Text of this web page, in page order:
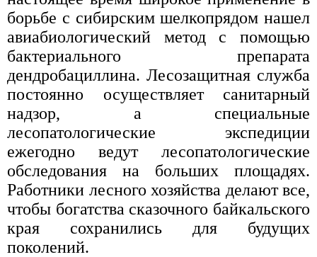
борьбе с сибирским шелкопрядом нашел
авиабиологический метод с помощью
бактериального препарата
дендробациллина. Лесозащитная служба
постоянно осуществляет санитарный
надзор, а специальные
лесопатологические экспедиции
ежегодно ведут лесопатологические
обследования на больших площадях.
Работники лесного хозяйства делают все,
чтобы богатства сказочного байкальского
края сохранились для будущих
поколений.